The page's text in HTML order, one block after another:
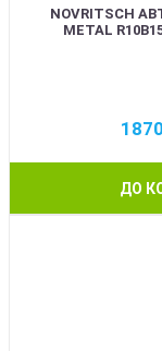
NOVRITSCH
METAL
ДО